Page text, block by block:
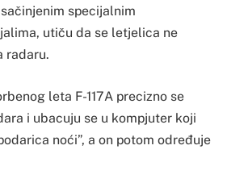
specijalnim
utiču da se letjelica ne
radaru.
leta F-117A precizno se
i ubacuju se u kompjuter koji
noći”, a on potom određuje